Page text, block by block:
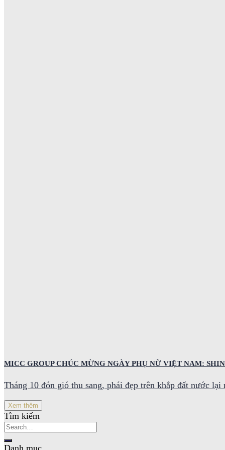
MICC GROUP CHÚC MỪNG NGÀY PHỤ NỮ VIỆT NAM:
Tháng 10 đón gió thu sang, phái đẹp trên khắp đất nước lại
Xem thêm
Tìm kiếm
Danh mục